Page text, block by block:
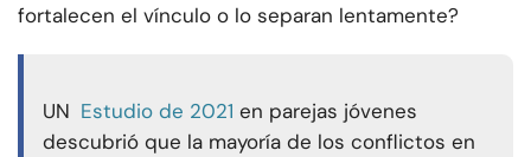
fortalecen el vínculo o lo separan lentamente?
UN Estudio de 2021 en parejas jóvenes
descubrió que la mayoría de los conflictos en